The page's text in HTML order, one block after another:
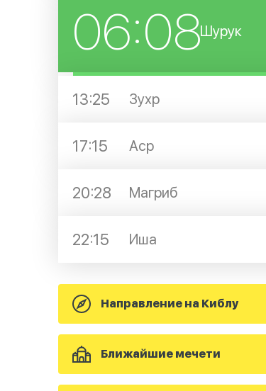
06:08Шурук
13:25 Зухр
17:15 Аср
20:28 Магриб
22:15 Иша
Направление на Киблу
Ближайшие мечети